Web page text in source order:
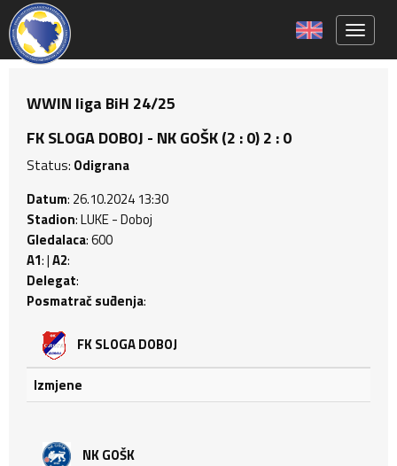
WWIN liga BiH 24/25
FK SLOGA DOBOJ - NK GOŠK (2 : 0) 2 : 0
Status: Odigrana
Datum: 26.10.2024 13:30
Stadion: LUKE - Doboj
Gledalaca: 600
A1: |A2:
Delegat:
Posmatrač suđenja:
FK SLOGA DOBOJ
Izmjene
NK GOŠK